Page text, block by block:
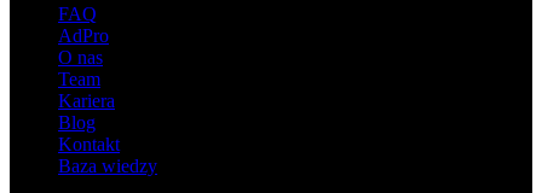
FAQ
AdPro
O nas
Team
Kariera
Blog
Kontakt
Baza wiedzy